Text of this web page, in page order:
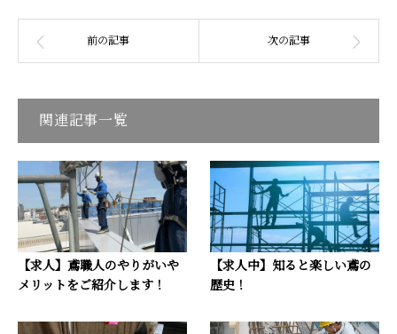
関連記事一覧
【求人】鳶職人のやりがいや
メリットをご紹介します！
【求人中】知ると楽しい鳶の
歴史！